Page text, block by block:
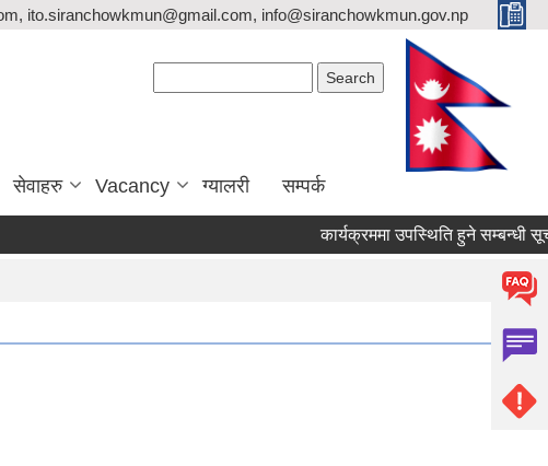
ito.siranchowkmun@gmail.com, info@siranchowkmun.gov.np
सेवाहरु Vacancy ग्यालरी सम्पर्क
कार्यक्रममा उपस्थिति हुने सम्बन्धी